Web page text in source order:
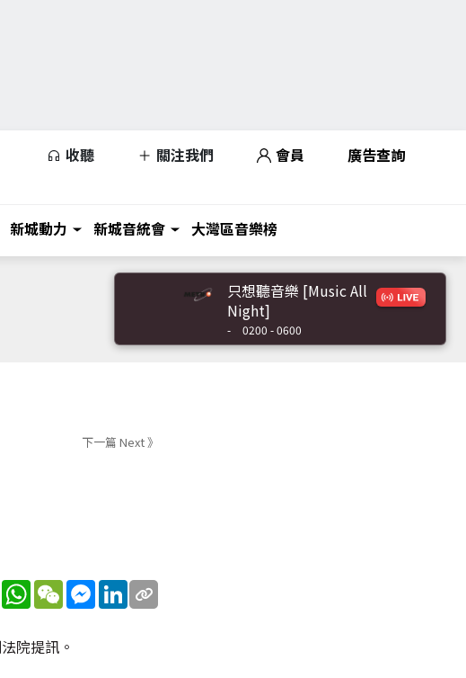
收聽 關注我們 會員 廣告查詢
新城動力 新城音統會 大灣區音樂榜
只想聽音樂 [Music All
Night]
- 0200 - 0600
下一篇 Next 》
WhatsApp
WeChatMessenger
LinkedIn
院提訊。